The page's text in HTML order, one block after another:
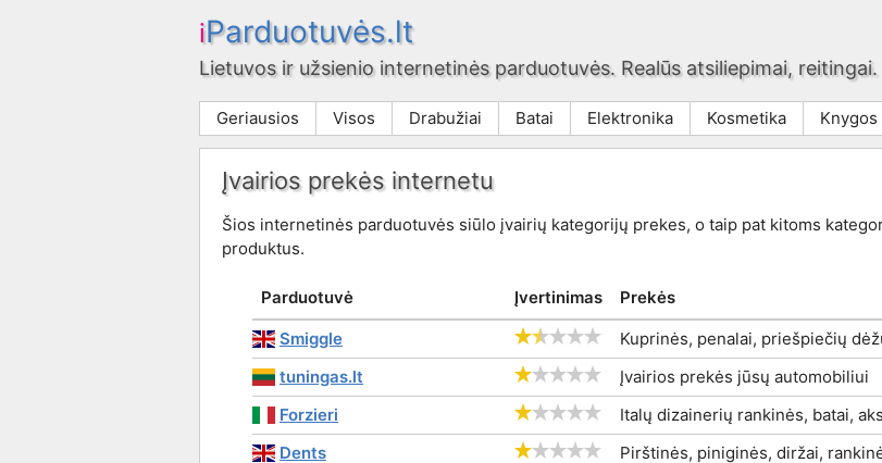
iParduotuvės.lt
Lietuvos ir užsienio internetinės parduotuvės. Realūs atsiliepimai, reitingai.
Geriausios Visos Drabužiai Batai Elektronika Kosmetika Knygos
Įvairios prekės internetu
Šios internetinės parduotuvės siūlo įvairių kategorijų prekes, o taip pat kitoms
produktus.
Parduotuvė Įvertinimas
Prekės
Smiggle
Kuprinės, penalai, priešpiečių
tuningas.lt
Įvairios prekės jūsų automobiliui
Forzieri
Italų dizainerių rankinės, batai,
Dents
Pirštinės, piniginės, diržai,